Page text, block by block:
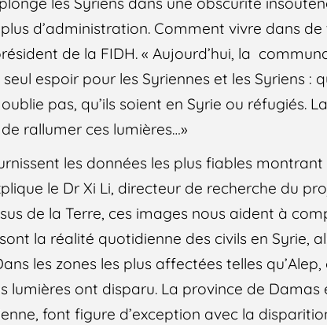
plus d’administration. Comment vivre dans
de la FIDH. « Aujourd’hui, la
espoir pour les Syriennes et les Syriens :
pas, qu’ils soient en Syrie ou réfugiés.
rallumer ces lumières…»
les données les plus fiables montrant
le Dr Xi Li, directeur de recherche du
de la Terre, ces images nous aident à
la réalité quotidienne des civils en Syrie,
les zones les plus affectées telles
lumières ont disparu. La province de Damas
font figure d’exception avec la